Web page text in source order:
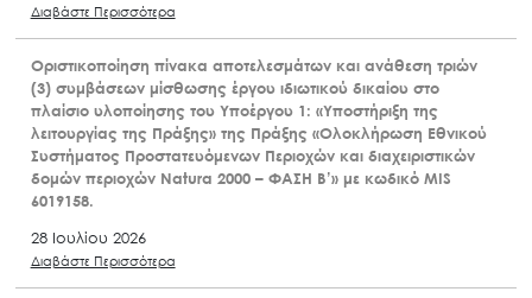
Διαβάστε Περισσότερα
Οριστικοποίηση πίνακα αποτελεσμάτων και ανάθεση τριών
(3) συμβάσεων μίσθωσης έργου ιδιωτικού δικαίου στο
πλαίσιο υλοποίησης του Υποέργου 1: «Υποστήριξη της
λειτουργίας της Πράξης» της Πράξης «Ολοκλήρωση Εθνικού
Συστήματος Προστατευόμενων Περιοχών και διαχειριστικών
δομών περιοχών Natura 2000 – ΦΑΣΗ Β’» με κωδικό MIS
6019158.
28 Ιουλίου 2026
Διαβάστε Περισσότερα